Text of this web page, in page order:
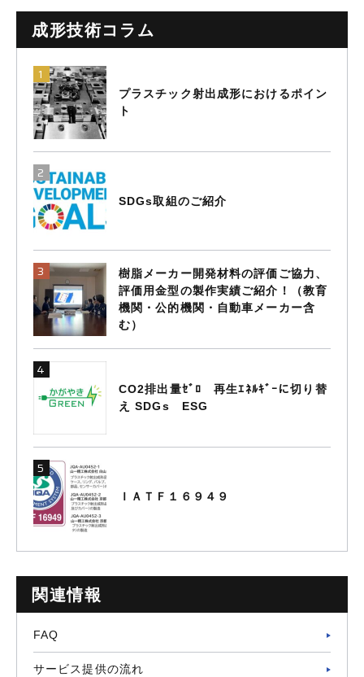
成形技術コラム
プラスチック射出成形におけるポイン
ト
SDGs取組のご紹介
樹脂メーカー開発材料の評価ご協力、
評価用金型の製作実績ご紹介！（教育
機関・公的機関・自動車メーカー含
む）
CO2排出量ｾﾞﾛ 再生ｴﾈﾙｷﾞｰに切り替
え SDGs ESG
ＩＡＴＦ１６９４９
関連情報
FAQ
サービス提供の流れ